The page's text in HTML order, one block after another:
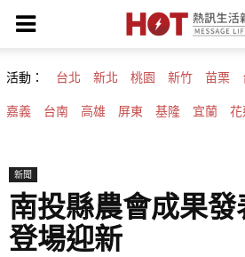
活動： 台北 新北 桃園 新竹 苗栗
嘉義 台南 高雄 屏東 基隆 宜蘭 花
新聞
南投縣農會成果
登場迎新